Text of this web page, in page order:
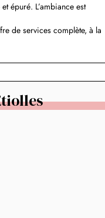
épuré. L’ambiance est
de services complète, à la